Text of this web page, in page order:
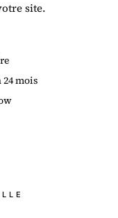
site.
mois